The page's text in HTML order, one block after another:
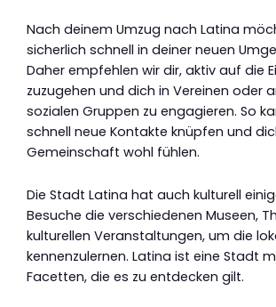
Nach deinem Umzug nach Latina
sicherlich schnell in deiner neuen
Daher empfehlen wir dir, aktiv auf die
zuzugehen und dich in Vereinen oder
sozialen Gruppen zu engagieren. So
schnell neue Kontakte knüpfen und
Gemeinschaft wohl fühlen.
Die Stadt Latina hat auch kulturell
Besuche die verschiedenen Museen,
kulturellen Veranstaltungen, um die
kennenzulernen. Latina ist eine Stadt
Facetten, die es zu entdecken gilt.